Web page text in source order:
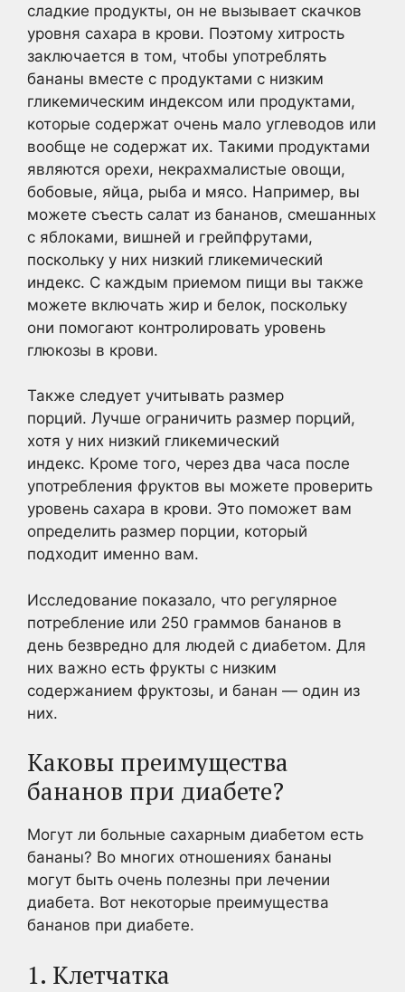
сладкие продукты, он не вызывает скачков
уровня сахара в крови. Поэтому хитрость
заключается в том, чтобы употреблять
бананы вместе с продуктами с низким
гликемическим индексом или продуктами,
которые содержат очень мало углеводов или
вообще не содержат их. Такими продуктами
являются орехи, некрахмалистые овощи,
бобовые, яйца, рыба и мясо. Например, вы
можете съесть салат из бананов, смешанных
с яблоками, вишней и грейпфрутами,
поскольку у них низкий гликемический
индекс. С каждым приемом пищи вы также
можете включать жир и белок, поскольку
они помогают контролировать уровень
глюкозы в крови.
Также следует учитывать размер
порций. Лучше ограничить размер порций,
хотя у них низкий гликемический
индекс. Кроме того, через два часа после
употребления фруктов вы можете проверить
уровень сахара в крови. Это поможет вам
определить размер порции, который
подходит именно вам.
Исследование показало, что регулярное
потребление или 250 граммов бананов в
день безвредно для людей с диабетом. Для
них важно есть фрукты с низким
содержанием фруктозы, и банан — один из
них.
Каковы преимущества
бананов при диабете?
Могут ли больные сахарным диабетом есть
бананы? Во многих отношениях бананы
могут быть очень полезны при лечении
диабета. Вот некоторые преимущества
бананов при диабете.
1. Клетчатка